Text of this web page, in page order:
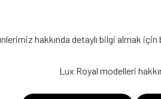
hakkında detaylı bilgi almak
Lux Royal modelleri